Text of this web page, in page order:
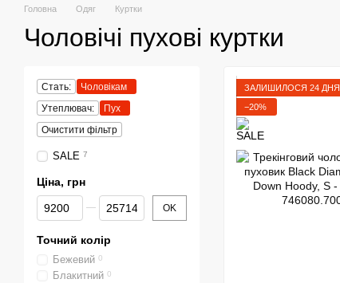
Головна Одяг Куртки
Чоловічі пухові куртки
ЗАЛИШИЛОСЯ 24 ДНЯ
−20%
Стать:
Чоловікам
Утеплювач:
Пух
Очистити фільтр
SALE 7
Ціна, грн
Від Ціна, грн
До Ціна, грн OK
Точний колір
Бежевий 0
Блакитний 0